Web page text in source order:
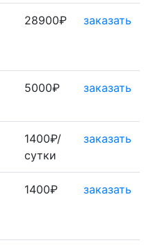
28900₽ заказать
5000₽ заказать
1400₽/
сутки
заказать
1400₽ заказать